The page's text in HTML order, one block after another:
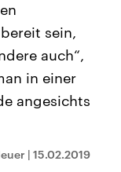
und
die Vereinigten
mächtigsten Ländern
Einfluss auf
Weltgeschehen.
sein,
auch“,
in einer
angesichts
| 15.02.2019